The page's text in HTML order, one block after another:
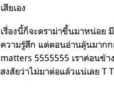
เสียเอง
เรื่องนี้ก็จะดราม่าขึ้นมาหน่อย
ความรู้สึก แต่ตอนอ่านลุ้นมาก
matters 5555555 เราค่อนข้
สงสัยว่าไม่มาต่อแล้วแน่เลย T T